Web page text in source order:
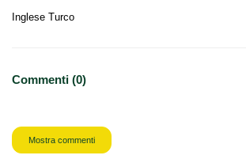
Inglese Turco
Commenti (0)
Mostra commenti